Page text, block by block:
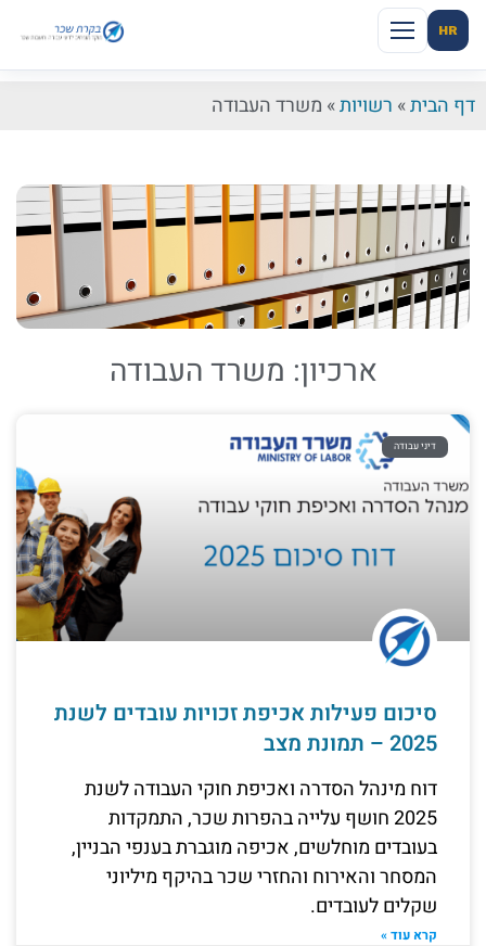
HR
דף הבית» רשויות» משרד העבודה
ארכיון: משרד העבודה
דיני עבודה
סיכום פעילות אכיפת זכויות עובדים לשנת
2025 – תמונת מצב
דוח מינהל הסדרה ואכיפת חוקי העבודה לשנת
2025 חושף עלייה בהפרות שכר, התמקדות
בעובדים מוחלשים, אכיפה מוגברת בענפי הבניין,
המסחר והאירוח והחזרי שכר בהיקף מיליוני
שקלים לעובדים.
קרא עוד »